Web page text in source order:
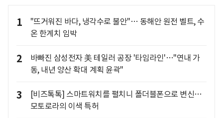
1
"뜨거워진 바다, 냉각수로 불안"… 동해안 원전 벨트, 수
온 한계치 임박
2
바빠진 삼성전자 美 테일러 공장 '타임라인'…"연내 가
동, 내년 양산 확대 계획 윤곽"
3
[비즈톡톡] 스마트워치를 펼치니 폴더블폰으로 변신…
모토로라의 이색 특허